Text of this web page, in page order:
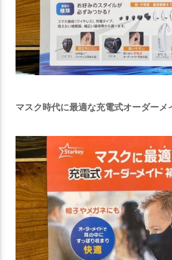
マスク時代に最適な充電式オーダーメ